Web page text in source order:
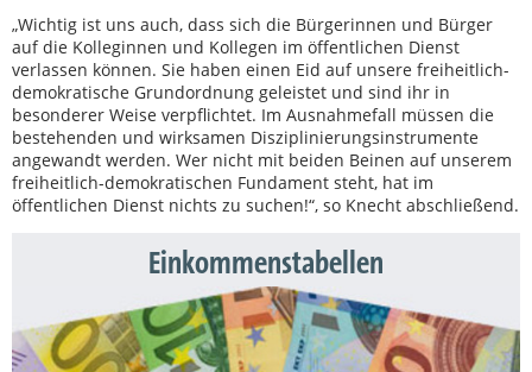
„Wichtig ist uns auch, dass sich die Bürgerinnen und Bürger
auf die Kolleginnen und Kollegen im öffentlichen Dienst
verlassen können. Sie haben einen Eid auf unsere freiheitlich-
demokratische Grundordnung geleistet und sind ihr in
besonderer Weise verpflichtet. Im Ausnahmefall müssen die
bestehenden und wirksamen Disziplinierungsinstrumente
angewandt werden. Wer nicht mit beiden Beinen auf unserem
freiheitlich-demokratischen Fundament steht, hat im
öffentlichen Dienst nichts zu suchen!“, so Knecht abschließend.
Einkommenstabellen